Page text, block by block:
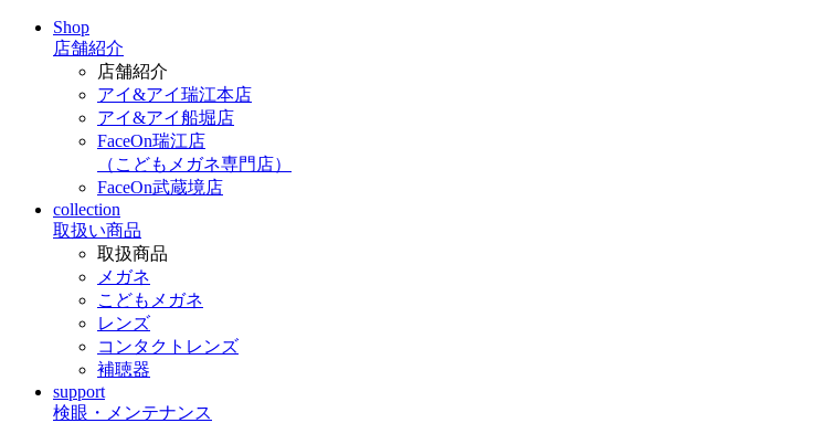
Shop
店舗紹介
店舗紹介
アイ&アイ瑞江本店
アイ&アイ船堀店
FaceOn瑞江店
（こどもメガネ専門店）
FaceOn武蔵境店
collection
取扱い商品
取扱商品
メガネ
こどもメガネ
レンズ
コンタクトレンズ
補聴器
support
検眼・メンテナンス